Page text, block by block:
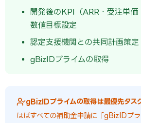
開発後のKPI（ARR・受注単価
数値目標設定
認定支援機関との共同計画策定
gBizIDプライムの取得
gBizIDプライムの取得は最優先タス
ほぼすべての補助金申請に「gBizIDプ